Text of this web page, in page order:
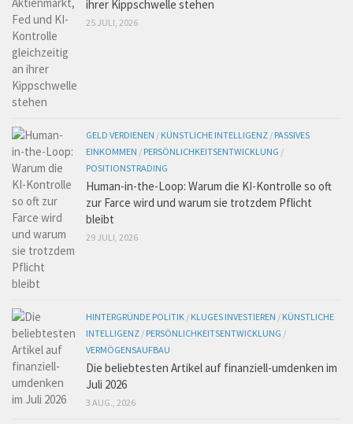
ihrer Kippschwelle stehen
25 JULI, 2026
GELD VERDIENEN / KÜNSTLICHE INTELLIGENZ / PASSIVES
EINKOMMEN / PERSÖNLICHKEITSENTWICKLUNG /
POSITIONSTRADING
Human-in-the-Loop: Warum die KI-Kontrolle so oft
zur Farce wird und warum sie trotzdem Pflicht
bleibt
29 JULI, 2026
HINTERGRÜNDE POLITIK / KLUGES INVESTIEREN / KÜNSTLICHE
INTELLIGENZ / PERSÖNLICHKEITSENTWICKLUNG /
VERMÖGENSAUFBAU
Die beliebtesten Artikel auf finanziell-umdenken im
Juli 2026
3 AUG., 2026